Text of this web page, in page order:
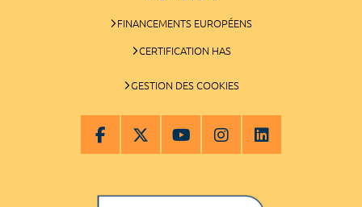
FINANCEMENTS EUROPÉENS
CERTIFICATION HAS
GESTION DES COOKIES